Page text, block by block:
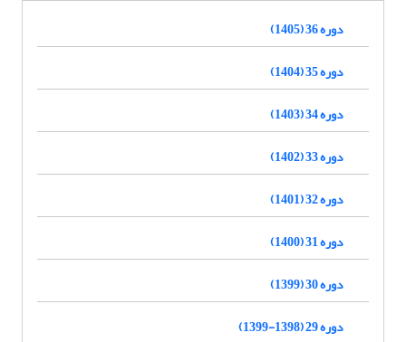
دوره 36 (1405)
دوره 35 (1404)
دوره 34 (1403)
دوره 33 (1402)
دوره 32 (1401)
دوره 31 (1400)
دوره 30 (1399)
دوره 29 (1398-1399)